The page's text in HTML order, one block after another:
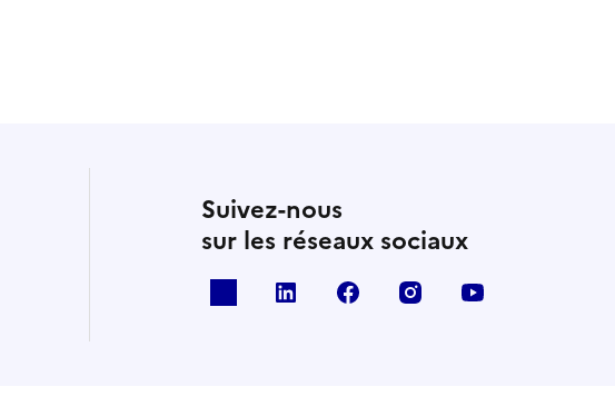
Suivez-nous
sur les réseaux sociaux
linkedin facebook instagram